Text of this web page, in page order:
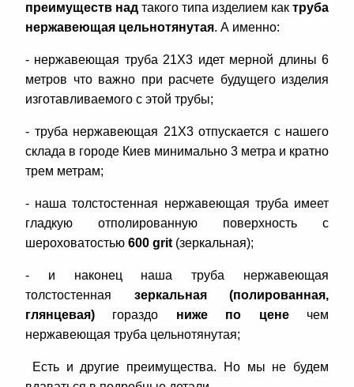
преимуществ над такого типа изделием как труба
нержавеющая цельнотянутая. А именно:
- нержавеющая труба 21Х3 идет мерной длины 6
метров что важно при расчете будущего изделия
изготавливаемого с этой трубы;
- труба нержавеющая 21Х3 отпускается с нашего
склада в городе Киев минимально 3 метра и кратно
трем метрам;
- наша толстостенная нержавеющая труба имеет
гладкую отполированную поверхность с
шероховатостью 600 grit (зеркальная);
- и наконец наша труба нержавеющая
толстостенная зеркальная (полированная,
глянцевая) гораздо ниже по ценечем
нержавеющая труба цельнотянутая;
Есть и другие преимущества. Но мы не будем